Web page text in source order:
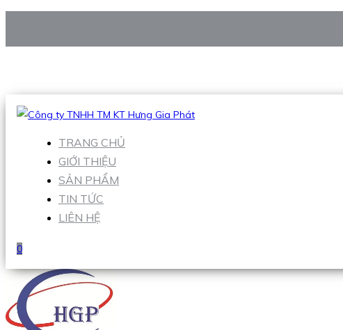
Hotline:0938 906 663
TRANG CHỦ
GIỚI THIỆU
SẢN PHẨM
TIN TỨC
LIÊN HỆ
0